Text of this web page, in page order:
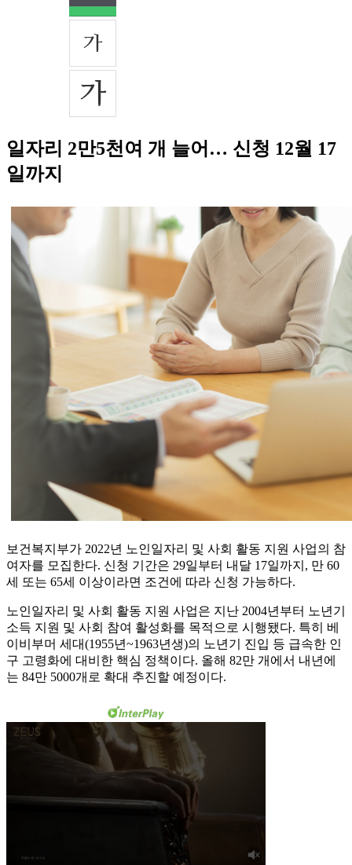
일자리 2만5천여 개 늘어… 신청 12월 17
일까지
보건복지부가 2022년 노인일자리 및 사회 활동 지원 사업의 참
여자를 모집한다. 신청 기간은 29일부터 내달 17일까지, 만 60
세 또는 65세 이상이라면 조건에 따라 신청 가능하다.
노인일자리 및 사회 활동 지원 사업은 지난 2004년부터 노년기
소득 지원 및 사회 참여 활성화를 목적으로 시행됐다. 특히 베
이비부머 세대(1955년~1963년생)의 노년기 진입 등 급속한 인
구 고령화에 대비한 핵심 정책이다. 올해 82만 개에서 내년에
는 84만 5000개로 확대 추진할 예정이다.